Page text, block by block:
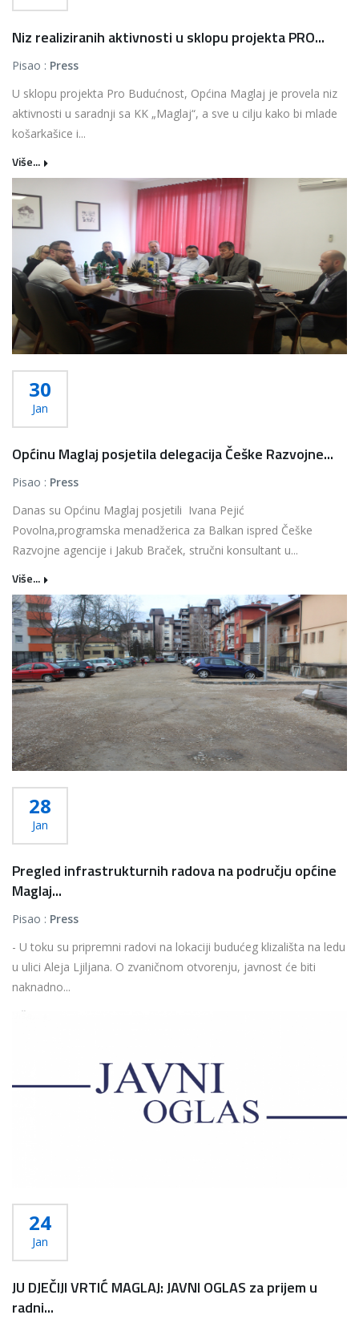
Niz realiziranih aktivnosti u sklopu projekta PRO...
Pisao : Press
U sklopu projekta Pro Budućnost, Općina Maglaj je provela niz
aktivnosti u saradnji sa KK „Maglaj“, a sve u cilju kako bi mlade
košarkašice i...
Više...
30
Jan
Općinu Maglaj posjetila delegacija Češke Razvojne...
Pisao : Press
Danas su Općinu Maglaj posjetili Ivana Pejić
Povolna,programska menadžerica za Balkan ispred Češke
Razvojne agencije i Jakub Braček, stručni konsultant u...
Više...
28
Jan
Pregled infrastrukturnih radova na području općine
Maglaj...
Pisao : Press
- U toku su pripremni radovi na lokaciji budućeg klizališta na ledu
u ulici Aleja Ljiljana. O zvaničnom otvorenju, javnost će biti
naknadno...
Više...
24
Jan
JU DJEČIJI VRTIĆ MAGLAJ: JAVNI OGLAS za prijem u
radni...